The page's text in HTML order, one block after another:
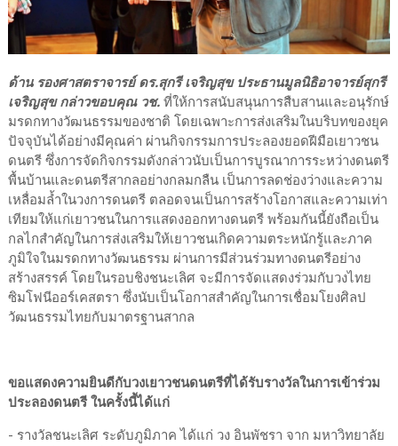
ด้าน รองศาสตราจารย์ ดร.สุกรี เจริญสุข ประธานมูลนิธิอาจารย์สุกรี
เจริญสุข กล่าวขอบคุณ วช. ที่ให้การสนับสนุนการสืบสานและอนุรักษ์
มรดกทางวัฒนธรรมของชาติ โดยเฉพาะการส่งเสริมในบริบทของยุค
ปัจจุบันได้อย่างมีคุณค่า ผ่านกิจกรรมการประลองยอดฝีมือเยาวชน
ดนตรี ซึ่งการจัดกิจกรรมดังกล่าวนับเป็นการบูรณาการระหว่างดนตรี
พื้นบ้านและดนตรีสากลอย่างกลมกลืน เป็นการลดช่องว่างและความ
เหลื่อมล้ำในวงการดนตรี ตลอดจนเป็นการสร้างโอกาสและความเท่า
เทียมให้แก่เยาวชนในการแสดงออกทางดนตรี พร้อมกันนี้ยังถือเป็น
กลไกสำคัญในการส่งเสริมให้เยาวชนเกิดความตระหนักรู้และภาค
ภูมิใจในมรดกทางวัฒนธรรม ผ่านการมีส่วนร่วมทางดนตรีอย่าง
สร้างสรรค์ โดยในรอบชิงชนะเลิศ จะมีการจัดแสดงร่วมกับวงไทย
ซิมโฟนีออร์เคสตรา ซึ่งนับเป็นโอกาสสำคัญในการเชื่อมโยงศิลป
วัฒนธรรมไทยกับมาตรฐานสากล
ขอแสดงความยินดีกับวงเยาวชนดนตรีที่ได้รับรางวัลในการเข้าร่วม
ประลองดนตรี ในครั้งนี้ได้แก่
- รางวัลชนะเลิศ ระดับภูมิภาค ได้แก่ วง อินพัชรา จาก มหาวิทยาลัย